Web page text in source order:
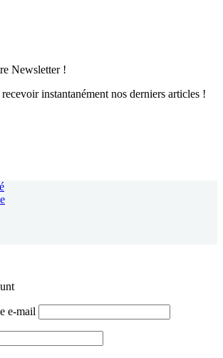
Newsletter !
instantanément nos derniers articles !
e-mail